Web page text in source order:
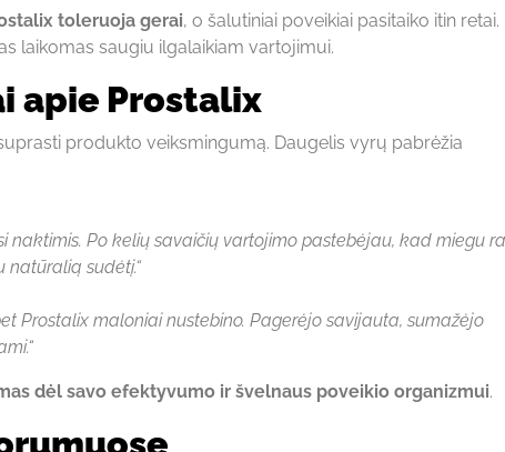
toleruoja gerai, o šalutiniai poveikiai pasitaiko itin retai.
laikomas saugiu ilgalaikiam vartojimui.
apie Prostalix
produkto veiksmingumą. Daugelis vyrų pabrėžia
naktimis. Po kelių savaičių vartojimo pastebėjau, kad miegu
natūralią sudėtį.“
Prostalix maloniai nustebino. Pagerėjo savijauta, sumažėjo
dėl savo efektyvumo ir švelnaus poveikio organizmui.